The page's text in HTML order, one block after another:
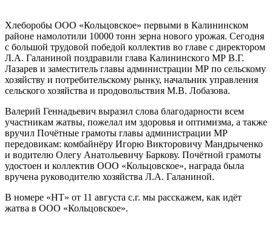
Хлеборобы ООО «Кольцовское» первыми в Калининском
районе намолотили 10000 тонн зерна нового урожая. Сегодня
с большой трудовой победой коллектив во главе с директором
Л.А. Галаниной поздравили глава Калининского МР В.Г.
Лазарев и заместитель главы администрации МР по сельскому
хозяйству и потребительскому рынку, начальник управления
сельского хозяйства и продовольствия М.В. Лобазова.
Валерий Геннадьевич выразил слова благодарности всем
участникам жатвы, пожелал им здоровья и оптимизма, а также
вручил Почётные грамоты главы администрации МР
передовикам: комбайнёру Игорю Викторовичу Мандрыченко
и водителю Олегу Анатольевичу Баркову. Почётной грамоты
удостоен и коллектив ООО «Кольцовское», награда была
вручена руководителю хозяйства Л.А. Галаниной.
В номере «НТ» от 11 августа с.г. мы расскажем, как идёт
жатва в ООО «Кольцовское».